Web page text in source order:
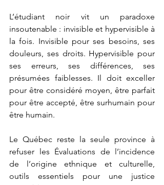
L’étudiant noir vit un paradoxe
insoutenable : invisible et hypervisible à
la fois. Invisible pour ses besoins, ses
douleurs, ses droits. Hypervisible pour
ses erreurs, ses différences, ses
présumées faiblesses. Il doit exceller
pour être considéré moyen, être parfait
pour être accepté, être surhumain pour
être humain.
Le Québec reste la seule province à
refuser les Évaluations de l’incidence
de l’origine ethnique et culturelle,
outils essentiels pour une justice